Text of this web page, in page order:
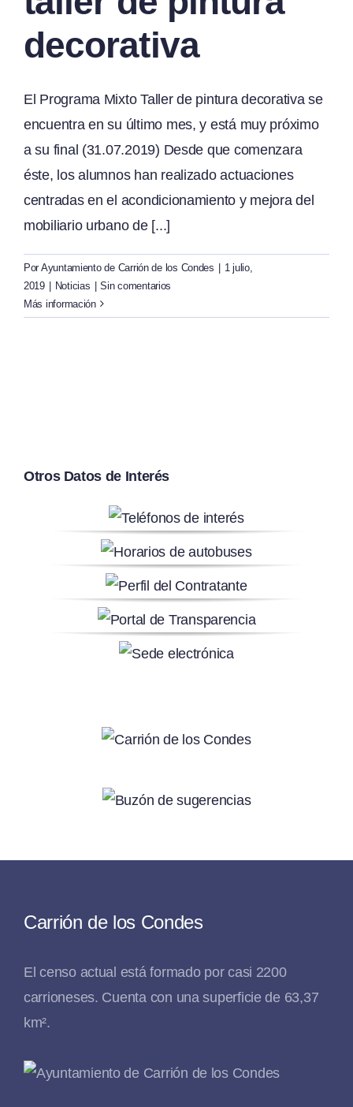
decorativa
El Programa Mixto Taller de pintura decorativa se
encuentra en su último mes, y está muy próximo
a su final (31.07.2019) Desde que comenzara
éste, los alumnos han realizado actuaciones
centradas en el acondicionamiento y mejora del
mobiliario urbano de [...]
Por Ayuntamiento de Carrión de los Condes
1 julio,
2019
Noticias
Sin comentarios
Más información
Otros Datos de Interés
Carrión de los Condes
El censo actual está formado por casi 2200
carrioneses. Cuenta con una superficie de 63,37
km².